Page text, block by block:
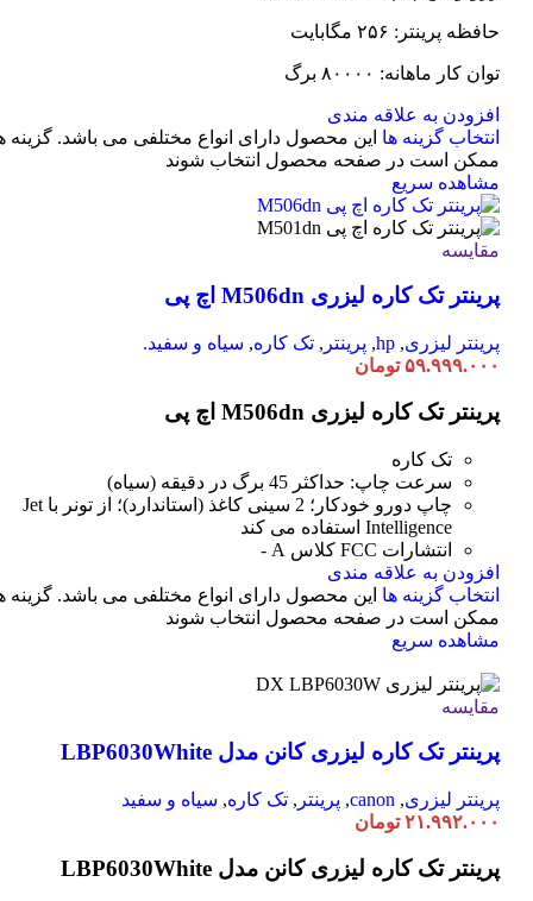
حافظه پرینتر: ۲۵۶ مگابایت
توان کار ماهانه: ۸۰۰۰۰ برگ
افزودن به علاقه مندی
انتخاب گزینه ها این محصول دارای انواع مختلفی می باشد. گزینه
ممکن است در صفحه محصول انتخاب شوند
مشاهده سریع
مقایسه
پرینتر تک کاره لیزری M506dn اچ پی
پرینتر لیزری,
hp
, پرینتر , تک کاره, سیاه و سفید.
۵۹.۹۹۹.۰۰۰ تومان
پرینتر تک کاره لیزری M506dn اچ پی
تک کاره
سرعت چاپ: حداکثر 45 برگ در دقیقه (سیاه)
چاپ دورو خودکار؛ 2 سینی کاغذ (استاندارد)؛ از تونر با Jet
Intelligence استفاده می کند
انتشارات FCC کلاس A -
افزودن به علاقه مندی
انتخاب گزینه ها این محصول دارای انواع مختلفی می باشد. گزینه
ممکن است در صفحه محصول انتخاب شوند
مشاهده سریع
مقایسه
پرینتر تک کاره لیزری کانن مدل LBP6030White
پرینتر لیزری,
canon
, پرینتر , تک کاره, سیاه و سفید
۲۱.۹۹۲.۰۰۰ تومان
پرینتر تک کاره لیزری کانن مدل LBP6030White